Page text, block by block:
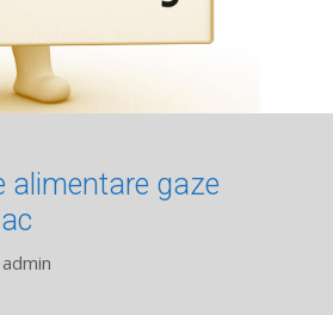
alimentare gaze
admin